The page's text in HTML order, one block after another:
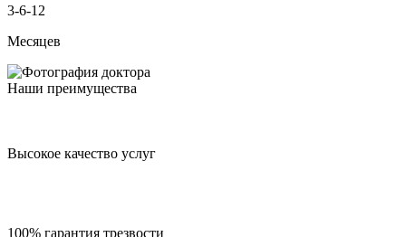
3-6-12
Месяцев
Наши преимущества
Высокое качество услуг
100% гарантия трезвости